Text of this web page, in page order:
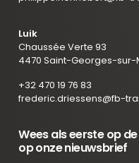
Luik
Chaussée Verte 93
4470 Saint-Georges-sur-
+32 470 19 76 83
frederic.driessens@fb-
Wees als eerste op
op onze nieuwsbrief